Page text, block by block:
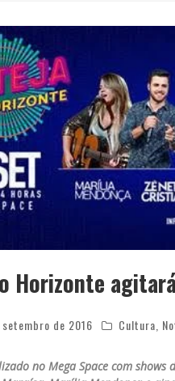
Horizonte
de 2016 Cultura,
no Mega Space com shows